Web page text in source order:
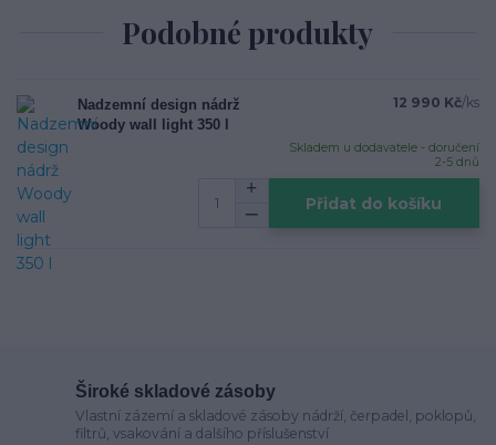
Podobné produkty
Nadzemní design nádrž
Woody wall light 350 l
12 990 Kč/ks
Skladem u dodavatele - doručení
2-5 dnů
Přidat do košíku
Široké skladové zásoby
Vlastní zázemí a skladové zásoby nádrží, čerpadel, poklopů,
filtrů, vsakování a dalšího příslušenství